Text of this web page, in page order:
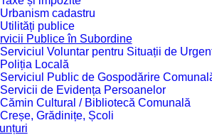
Urbanism cadastru
Utilități publice
Publice în Subordine
Serviciul Voluntar pentru Situații de
Poliția Locală
Serviciul Public de Gospodărire
Servicii de Evidența Persoanelor
Cămin Cultural / Bibliotecă Comunală
Creșe, Grădinițe, Școli